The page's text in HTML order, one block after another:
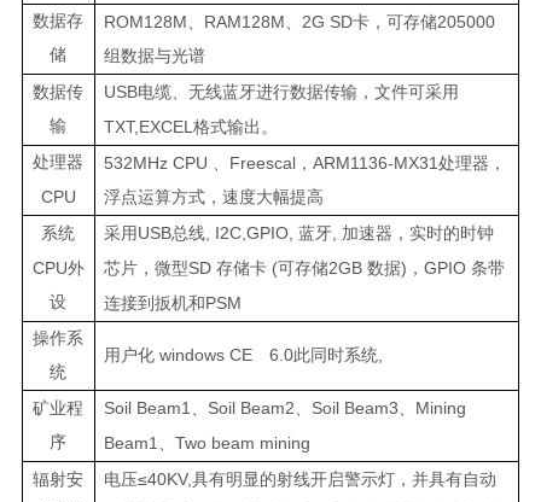
数据存
储
ROM128M RAM128M 2G SD卡，可存储205000
组数据与光谱
数据传
输
USB电缆、无线蓝牙进行数据传输，文件可采用
TXT,EXCEL 格式输出。
处理器
CPU
532MHz CPU Freescal， ARM1136-MX31 处理器，
浮点运算方式，速度大幅提高
系统
CPU外
设
采用 USB总线, I2C,GPIO, 蓝牙, 加速器，实时的时钟
芯片，微型SD 存储卡 (可存储2GB 数据) ， GPIO 条带
连接到扳机和PSM
操作系
统
用户化windows CE 6.0此同时系统,
矿业程
序
Soil Beam1 Soil Beam2 Soil Beam3
Mining
Beam1
Two beam mining
辐射安
电压≤40KV, 具有明显的射线开启警示灯，并具有自动